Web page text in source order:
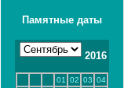
Памятные даты
2016
01 02 03 04